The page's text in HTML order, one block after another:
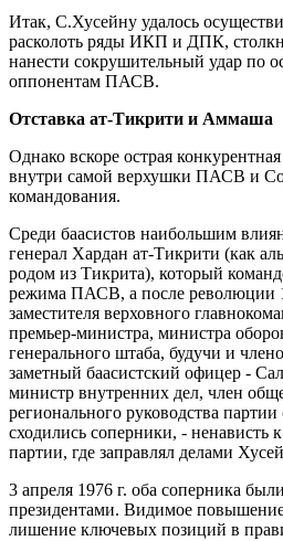
Итак, С.Хусейну удалось
расколоть ряды ИКП и ДПК,
нанести сокрушительный удар по
оппонентам ПАСВ.
Отставка ат-Тикрити и Аммаша
Однако вскоре острая
внутри самой верхушки ПАСВ и
командования.
Среди баасистов наибольшим
генерал Хардан ат-Тикрити (как
родом из Тикрита), который
режима ПАСВ, а после революции
заместителя верховного
премьер-министра, министра
генерального штаба, будучи и
заметный баасистский офицер -
министр внутренних дел, член
регионального руководства
сходились соперники, - ненависть
партии, где заправлял делами
3 апреля 1976 г. оба соперника
президентами. Видимое повышение
лишение ключевых позиций в